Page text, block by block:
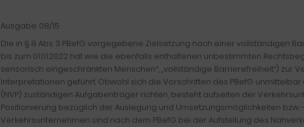
Ausgabe: 08/15
Die in § 8 Abs. 3 PBefG vorgegebene Zielsetzung nach einer vollständigen
bis zum 01.01.2022 hat wie die ebenfalls enthaltenen unbestimmten
sensorisch eingeschränkten Menschen“, „vollständige Barrierefreiheit“) zur
Interpretationen geführt. Obwohl sich die Vorschriften des PBefG
(NVP) zuständigen Aufgabenträger richten, besteht aufseiten der
Positionierung bezüglich der Auslegung und Umsetzungsmöglichkeiten
Verkehrsunternehmen sind nach dem PBefG bei der Aufstellung des